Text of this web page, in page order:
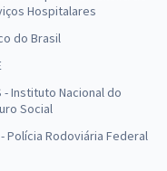
Hospitalares
do Brasil
- Instituto Nacional do
Social
- Polícia Rodoviária Federal